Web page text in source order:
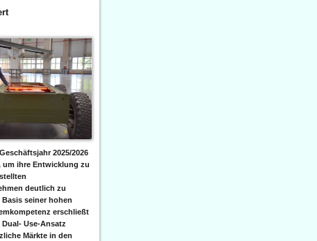
2025/2026
ihre Entwicklung zu
deutlich zu
seiner hohen
erschließt
Use-Ansatz
Märkte in den